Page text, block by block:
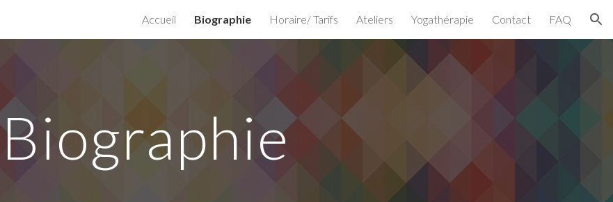
Skip to navigation
Accueil Biographie Horaire/ Tarifs Ateliers Yogathérapie Contact FAQ
Biographie